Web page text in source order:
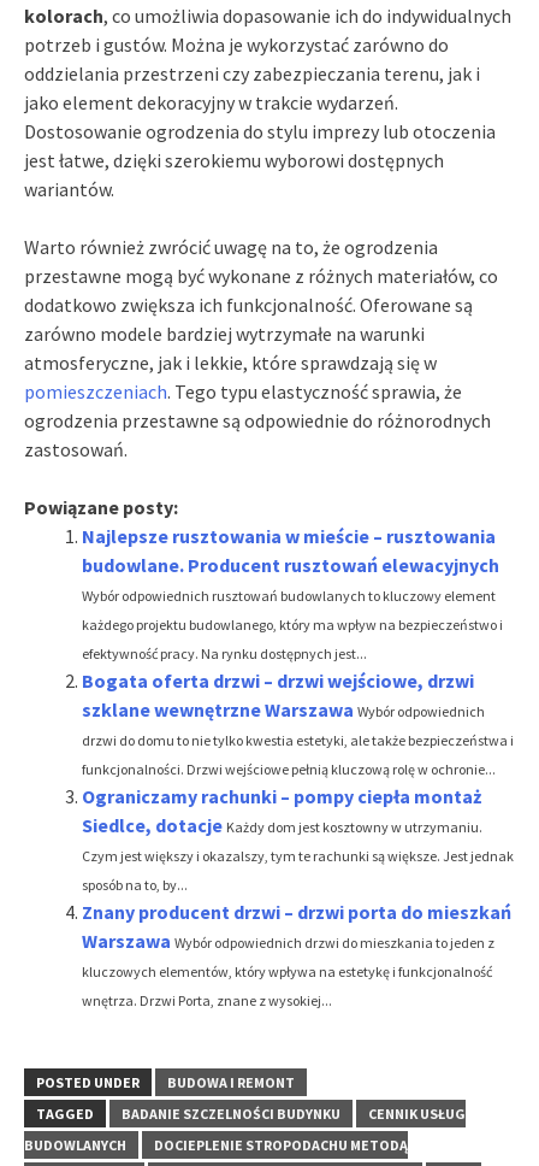
kolorach, co umożliwia dopasowanie ich do indywidualnych
potrzeb i gustów. Można je wykorzystać zarówno do
oddzielania przestrzeni czy zabezpieczania terenu, jak i
jako element dekoracyjny w trakcie wydarzeń.
Dostosowanie ogrodzenia do stylu imprezy lub otoczenia
jest łatwe, dzięki szerokiemu wyborowi dostępnych
wariantów.
Warto również zwrócić uwagę na to, że ogrodzenia
przestawne mogą być wykonane z różnych materiałów, co
dodatkowo zwiększa ich funkcjonalność. Oferowane są
zarówno modele bardziej wytrzymałe na warunki
atmosferyczne, jak i lekkie, które sprawdzają się w
pomieszczeniach. Tego typu elastyczność sprawia, że
ogrodzenia przestawne są odpowiednie do różnorodnych
zastosowań.
Powiązane posty:
Najlepsze rusztowania w mieście – rusztowania
budowlane. Producent rusztowań elewacyjnych
Wybór odpowiednich rusztowań budowlanych to kluczowy element
każdego projektu budowlanego, który ma wpływ na bezpieczeństwo i
efektywność pracy. Na rynku dostępnych jest...
Bogata oferta drzwi – drzwi wejściowe, drzwi
szklane wewnętrzne Warszawa Wybór odpowiednich
drzwi do domu to nie tylko kwestia estetyki, ale także bezpieczeństwa i
funkcjonalności. Drzwi wejściowe pełnią kluczową rolę w ochronie...
Ograniczamy rachunki – pompy ciepła montaż
Siedlce, dotacje Każdy dom jest kosztowny w utrzymaniu.
Czym jest większy i okazalszy, tym te rachunki są większe. Jest jednak
sposób na to, by...
Znany producent drzwi – drzwi porta do mieszkań
Warszawa Wybór odpowiednich drzwi do mieszkania to jeden z
kluczowych elementów, który wpływa na estetykę i funkcjonalność
wnętrza. Drzwi Porta, znane z wysokiej...
POSTED UNDER
BUDOWA I REMONT
TAGGED
BADANIE SZCZELNOŚCI BUDYNKU
CENNIK USŁUG
BUDOWLANYCH
DOCIEPLENIE STROPODACHU METODĄ